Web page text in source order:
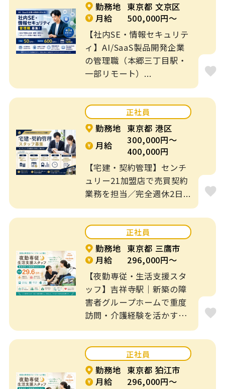
特徴
フレックス制
リモート可
土日休み
車通勤OK
ッフ
扶養内勤務OK
賞与あり 残業なし
寮、社宅、住宅手
転勤なし
年間休日120日以
上
補助業務
短時間 制服あり
出産・育児休暇あ
り
経験不問 入社日相談可
平日休みOK
社会保険完備 未経験者歓迎
勤務地 東京都 文京区
月給
500,000円～
【社内SE・情報セキュリテ
ィ】AI/SaaS製品開発企業
の管理職（本郷三丁目駅・
一部リモート）...
正社員
勤務地 東京都 港区
月給
300,000円～
400,000円
【宅建・契約管理】センチ
ュリー21加盟店で売買契約
業務を担当／完全週休2日...
正社員
勤務地 東京都 三鷹市
月給
296,000円～
【夜勤専従・生活支援スタ
ッフ】吉祥寺駅｜新築の障
害者グループホームで重度
訪問・介護経験を活かす
♪...
正社員
勤務地 東京都 狛江市
月給
296,000円～